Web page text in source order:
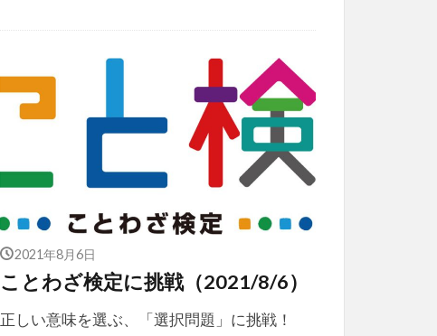
2021年8月6日
ことわざ検定に挑戦（2021/8/6）
正しい意味を選ぶ、「選択問題」に挑戦！